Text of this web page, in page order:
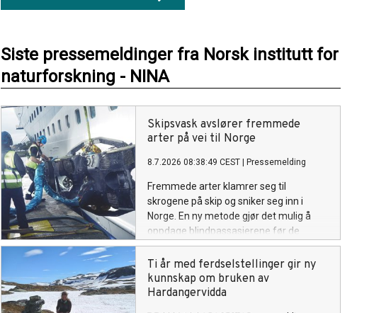
Siste pressemeldinger fra Norsk institutt for
naturforskning - NINA
Skipsvask avslører fremmede
arter på vei til Norge
8.7.2026 08:38:49 CEST Pressemelding
Fremmede arter klamrer seg til
skrogene på skip og sniker seg inn i
Norge. En ny metode gjør det mulig å
oppdage blindpassasjerene før de
rekker å få fotfeste.
Ti år med ferdselstellinger gir ny
kunnskap om bruken av
Hardangervidda